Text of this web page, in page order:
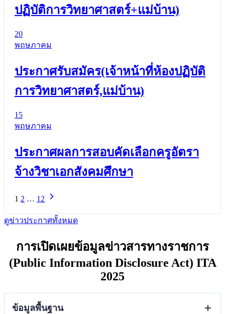
ปฏิบัติการวิทยาศาสตร์+แม่บ้าน)
20
พฤษภาคม
ประกาศรับสมัคร(เจ้าหน้าที่ห้องปฏิบัติ
การวิทยาศาสตร์,แม่บ้าน)
15
พฤษภาคม
ประกาศผลการสอบคัดเลือกครูอัตรา
จ้างวิชาเอกสังคมศึกษา
1 2 … 12
ดูข่าวประกาศทั้งหมด
การเปิดเผยข้อมูลข่าวสารทางราชการ
(Public Information Disclosure Act) ITA
2025
ข้อมูลพื้นฐาน